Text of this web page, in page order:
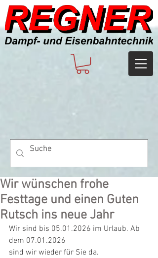
Wir wünschen frohe
Festtage und einen Guten
Rutsch ins neue Jahr
Wir sind bis 05.01.2026 im Urlaub. Ab
dem 07.01.2026
sind wir wieder für Sie da.